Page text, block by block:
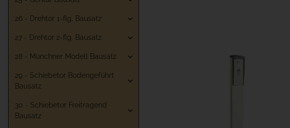
26 - Drehtor 1-flg. Bausatz
27 - Drehtor 2-flg. Bausatz
28 - Münchner Modell Bausatz
29 - Schiebetor Bodengeführt
Bausatz
30 - Schiebetor Freitragend
Bausatz